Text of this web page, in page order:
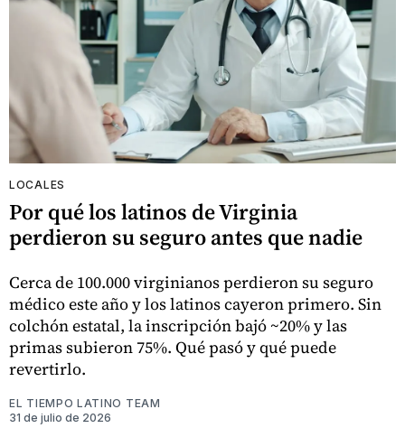
LOCALES
Por qué los latinos de Virginia
perdieron su seguro antes que nadie
Cerca de 100.000 virginianos perdieron su seguro
médico este año y los latinos cayeron primero. Sin
colchón estatal, la inscripción bajó ~20% y las
primas subieron 75%. Qué pasó y qué puede
revertirlo.
EL TIEMPO LATINO TEAM
31 de julio de 2026